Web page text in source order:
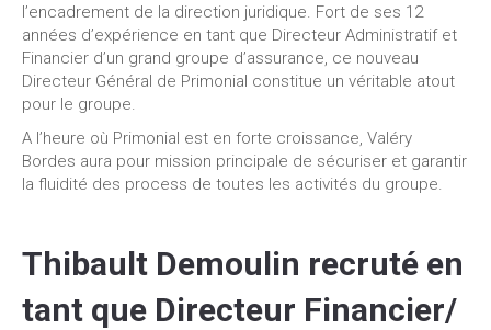
l’encadrement de la direction juridique. Fort de ses 12
années d’expérience en tant que Directeur Administratif et
Financier d’un grand groupe d’assurance, ce nouveau
Directeur Général de Primonial constitue un véritable atout
pour le groupe.
A l’heure où Primonial est en forte croissance, Valéry
Bordes aura pour mission principale de sécuriser et garantir
la fluidité des process de toutes les activités du groupe.
Thibault Demoulin recruté en
tant que Directeur Financier/